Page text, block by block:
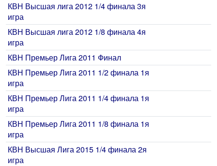
КВН Высшая лига 2012 1/4 финала 3я
игра
КВН Высшая лига 2012 1/8 финала 4я
игра
КВН Премьер Лига 2011 Финал
КВН Премьер Лига 2011 1/2 финала 1я
игра
КВН Премьер Лига 2011 1/4 финала 1я
игра
КВН Премьер Лига 2011 1/8 финала 1я
игра
КВН Высшая Лига 2015 1/4 финала 2я
игра